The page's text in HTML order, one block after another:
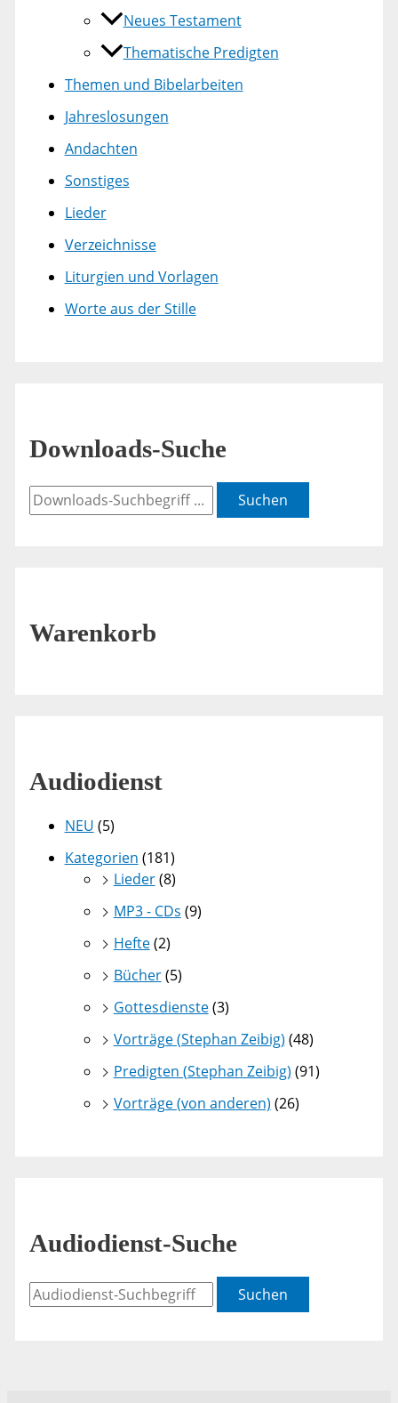
Neues Testament
Thematische Predigten
Themen und Bibelarbeiten
Jahreslosungen
Andachten
Sonstiges
Lieder
Verzeichnisse
Liturgien und Vorlagen
Worte aus der Stille
Downloads-Suche
Suchen
Warenkorb
Audiodienst
NEU (5)
Kategorien (181)
Lieder(8)
MP3 - CDs (9)
Hefte(2)
Bücher(5)
Gottesdienste(3)
Vorträge (Stephan Zeibig) (48)
Predigten (Stephan Zeibig) (91)
Vorträge (von anderen) (26)
Audiodienst-Suche
Suchen